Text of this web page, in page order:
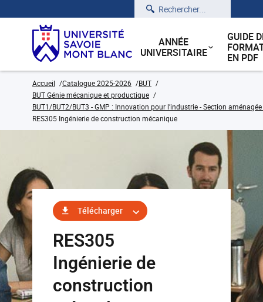
Rechercher
ANNÉE
UNIVERSITAIRE
GUIDE
EN PDF
Accueil Catalogue 2025-2026
BUT
BUT Génie mécanique et productique
BUT1/BUT2/BUT3 - GMP : Innovation pour l’industrie - Section
RES305 Ingénierie de construction mécanique
Télécharger
RES305
Ingénierie de
construction